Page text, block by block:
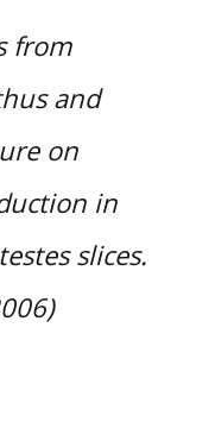
from
and
on
in
slices.